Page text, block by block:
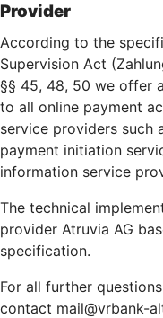
Provider
According to the
Supervision Act
§§ 45, 48, 50 we offer
to all online payment
service providers such
payment initiation
information service
The technical
provider Atruvia AG
specification.
For all further
contact mail@vrbank-